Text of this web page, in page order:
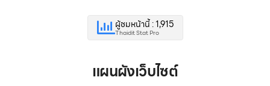
ผู้ชมหน้านี้ : 1,915
Thaidit Stat Pro
แผนผังเว็บไซต์